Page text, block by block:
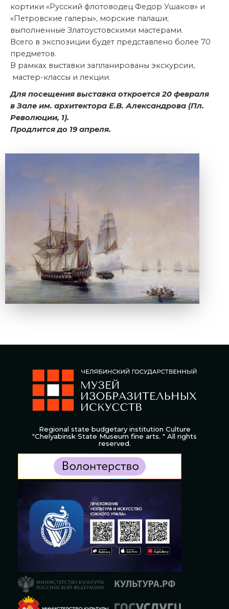
кортики «Русский флотоводец Федор Ушаков» и
«Петровские галеры», морские палаши;
выполненные Златоустовскими мастерами.
Всего в экспозиции будет представлено более 70
предметов.
В рамках выставки запланированы экскурсии,
мастер-классы и лекции.
Для посещения выставка откроется 20 февраля
в Зале им. архитектора Е.В. Александрова (Пл.
Революции, 1).
Продлится до 19 апреля.
Regional state budgetary institution Culture
"Chelyabinsk State Museum fine arts. " All rights
reserved.